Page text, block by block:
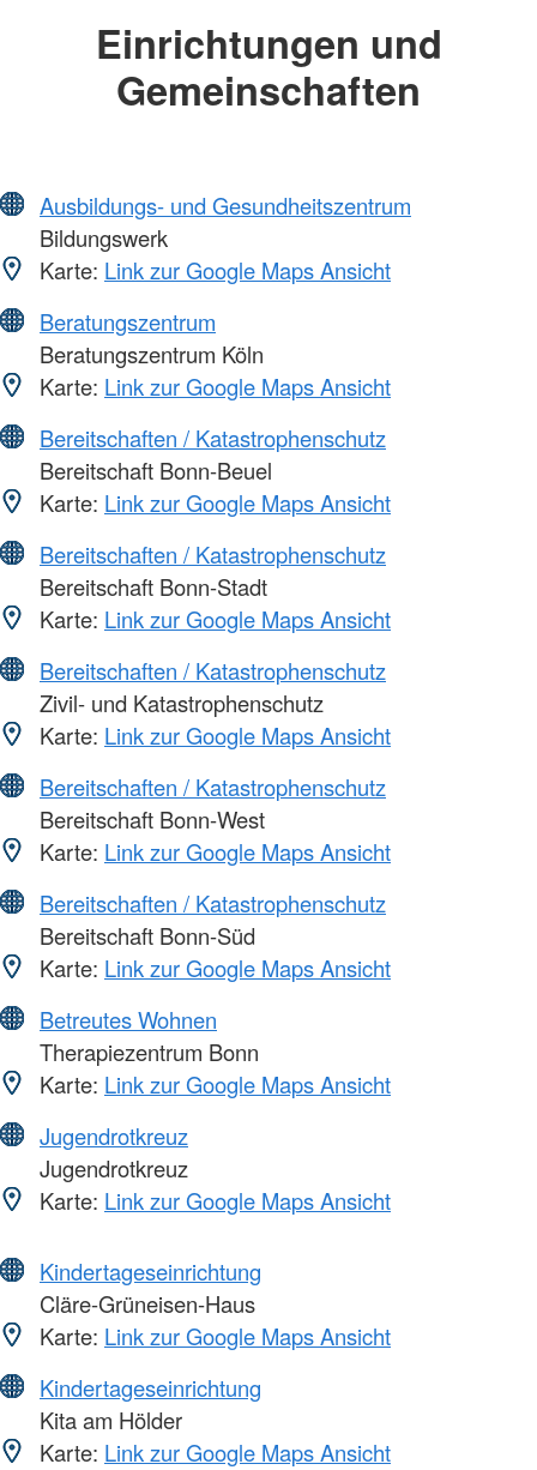
Einrichtungen und
Gemeinschaften
Ausbildungs- und Gesundheitszentrum
Bildungswerk
Karte: Link zur Google Maps Ansicht
Beratungszentrum
Beratungszentrum Köln
Karte: Link zur Google Maps Ansicht
Bereitschaften / Katastrophenschutz
Bereitschaft Bonn-Beuel
Karte: Link zur Google Maps Ansicht
Bereitschaften / Katastrophenschutz
Bereitschaft Bonn-Stadt
Karte: Link zur Google Maps Ansicht
Bereitschaften / Katastrophenschutz
Zivil- und Katastrophenschutz
Karte: Link zur Google Maps Ansicht
Bereitschaften / Katastrophenschutz
Bereitschaft Bonn-West
Karte: Link zur Google Maps Ansicht
Bereitschaften / Katastrophenschutz
Bereitschaft Bonn-Süd
Karte: Link zur Google Maps Ansicht
Betreutes Wohnen
Therapiezentrum Bonn
Karte: Link zur Google Maps Ansicht
Jugendrotkreuz
Jugendrotkreuz
Karte: Link zur Google Maps Ansicht
Kindertageseinrichtung
Cläre-Grüneisen-Haus
Karte: Link zur Google Maps Ansicht
Kindertageseinrichtung
Kita am Hölder
Karte: Link zur Google Maps Ansicht